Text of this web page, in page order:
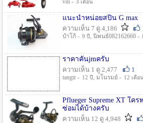
vin - 3 เดือน
แนะนำหน่อยสปิน G max
ความเห็น 7 ดู 4,186
ป๋าโก้ - 9 ปี , นิพนธ์082162660 -
ราคาคันjmครับ
ความเห็น 1 ดู 2,477
1
tangtr - 12 ปี , มโนรมย์ - 12 เดือน
Pflueger Supreme XT ใค
ซ่อมได้บ้างครับ
ความเห็น 12 ดู 4,948